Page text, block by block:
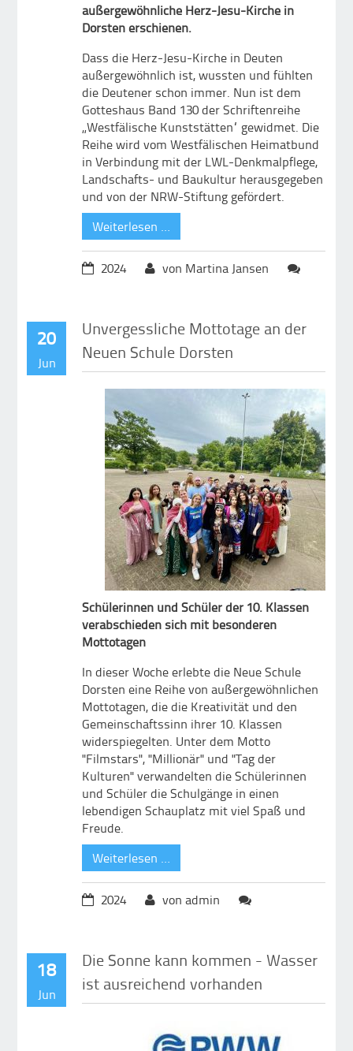
außergewöhnliche Herz-Jesu-Kirche in
Dorsten erschienen.
Dass die Herz-Jesu-Kirche in Deuten
außergewöhnlich ist, wussten und fühlten
die Deutener schon immer. Nun ist dem
Gotteshaus Band 130 der Schriftenreihe
„Westfälische Kunststätten“ gewidmet. Die
Reihe wird vom Westfälischen Heimatbund
in Verbindung mit der LWL-Denkmalpflege,
Landschafts- und Baukultur herausgegeben
und von der NRW-Stiftung gefördert.
Weiterlesen …
2024 von Martina Jansen
20
Jun
Unvergessliche Mottotage an der
Neuen Schule Dorsten
Schülerinnen und Schüler der 10. Klassen
verabschieden sich mit besonderen
Mottotagen
In dieser Woche erlebte die Neue Schule
Dorsten eine Reihe von außergewöhnlichen
Mottotagen, die die Kreativität und den
Gemeinschaftssinn ihrer 10. Klassen
widerspiegelten. Unter dem Motto
"Filmstars", "Millionär" und "Tag der
Kulturen" verwandelten die Schülerinnen
und Schüler die Schulgänge in einen
lebendigen Schauplatz mit viel Spaß und
Freude.
Weiterlesen …
2024 von admin
18
Jun
Die Sonne kann kommen - Wasser
ist ausreichend vorhanden